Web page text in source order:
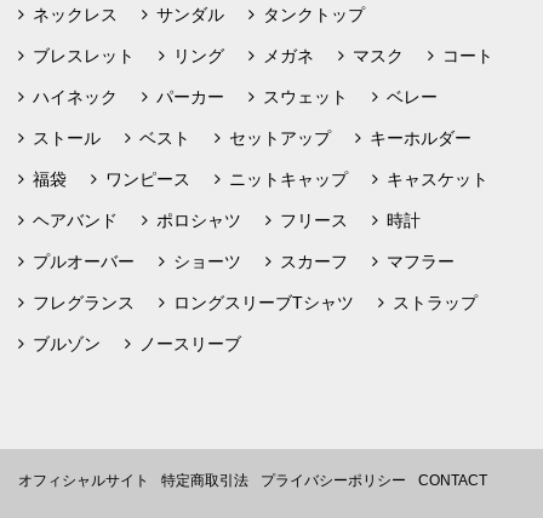
ネックレス サンダル タンクトップ
ブレスレット リング メガネ マスク コート
ハイネック パーカー スウェット ベレー
ストール ベスト セットアップ キーホルダー
福袋 ワンピース ニットキャップ キャスケット
ヘアバンド ポロシャツ フリース 時計
プルオーバー ショーツ スカーフ マフラー
フレグランス ロングスリーブTシャツ ストラップ
ブルゾン ノースリーブ
オフィシャルサイト 特定商取引法 プライバシーポリシー CONTACT